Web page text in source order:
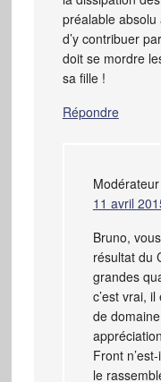
préalable
d’y contribuer
doit se mordre
sa fille !
Répondre
Modérateur
11 avril
Bruno,
résultat du
grandes
c’est vrai,
de
Front
le